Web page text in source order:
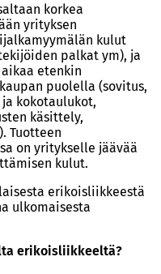
korkea
yrityksen
kulut
palkat ym), ja
etenkin
puolella (sovitus,
kokotaulukot,
käsittely,
Tuotteen
on yritykselle jäävää
kulut.
erikoisliikkeestä
ulkomaisesta
erikoisliikkeeltä?